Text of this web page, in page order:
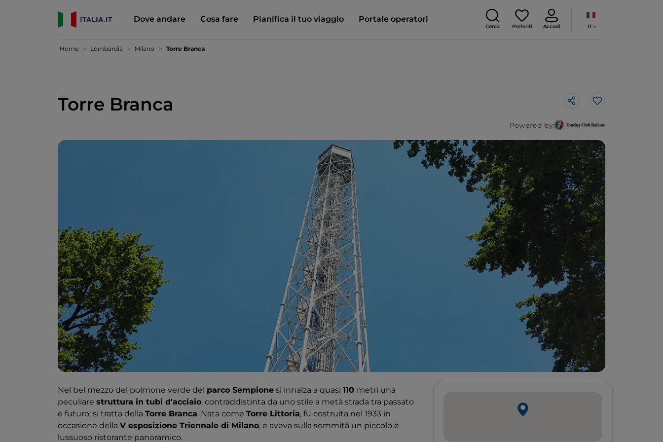
Dove andare Cosa fare Pianifica il tuo viaggio Portale operatori
Cerca Preferiti Accedi IT
Home Lombardia Milano Torre Branca
Torre Branca Like
Powered by:
Nel bel mezzo del polmone verde del parco Sempione si innalza a quasi 110 metri una
peculiare struttura in tubi d'acciaio, contraddistinta da uno stile a metà strada tra passato
e futuro: si tratta della Torre Branca. Nata come Torre Littoria, fu costruita nel 1933 in
occasione della V esposizione Triennale di Milano, e aveva sulla sommità un piccolo e
lussuoso ristorante panoramico.